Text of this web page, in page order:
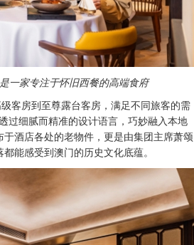
一家专注于怀旧西餐的高端食府
客房到至尊露台客房，满足不同旅客的需
过细腻而精准的设计语言，巧妙融入本地
酒店各处的老物件，更是由集团主席萧颂
能感受到澳门的历史文化底蕴。